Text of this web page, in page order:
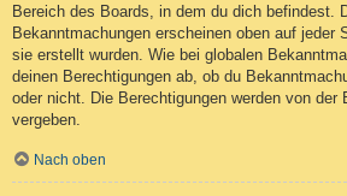
Bereich des Boards, in dem du dich befindest.
Bekanntmachungen erscheinen oben auf jeder
sie erstellt wurden. Wie bei globalen
deinen Berechtigungen ab, ob du
oder nicht. Die Berechtigungen werden von der
vergeben.
Nach oben